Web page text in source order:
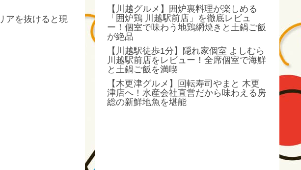
アを抜けると現
【川越グルメ】囲炉裏料理が楽しめる
「囲炉鶏 川越駅前店」を徹底レビュ
ー！個室で味わう地鶏網焼きと土鍋ご飯
が絶品
【川越駅徒歩1分】隠れ家個室 よしむら
川越駅前店をレビュー！全席個室で海鮮
と土鍋ご飯を満喫
【木更津グルメ】回転寿司やまと 木更
津店へ！水産会社直営だから味わえる房
総の新鮮地魚を堪能